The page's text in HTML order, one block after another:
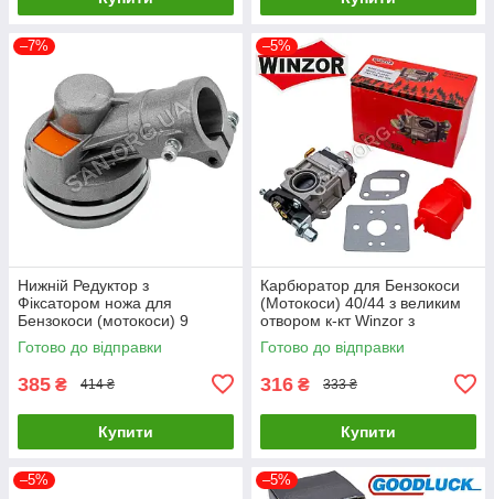
–7%
Нижній Редуктор з
Фіксатором ножа для
Бензокоси (мотокоси) 9
шліців d 26 мм
Готово до відправки
385 ₴ 414 ₴
Купити
–5%
Карбюратор для Бензокоси
(Мотокоси) 40/44 з великим
отвором к-кт Winzor з
прокладками
Готово до відправки
316 ₴ 333 ₴
Купити
–5% –5%